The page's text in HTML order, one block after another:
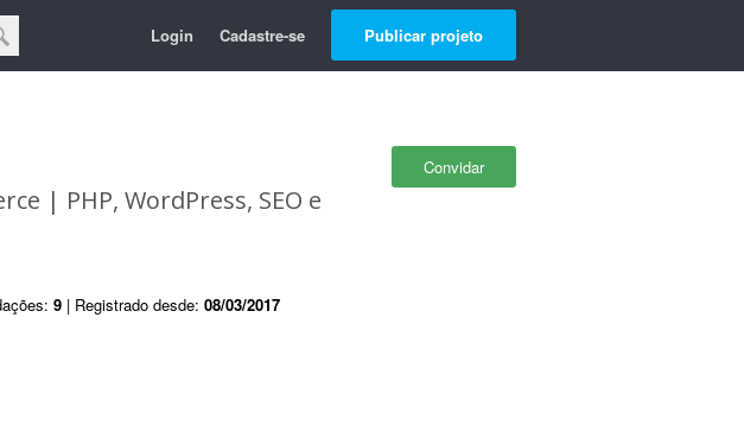
Login Cadastre-se Publicar projeto
Convidar
| PHP, WordPress, SEO e
9 | Registrado desde: 08/03/2017